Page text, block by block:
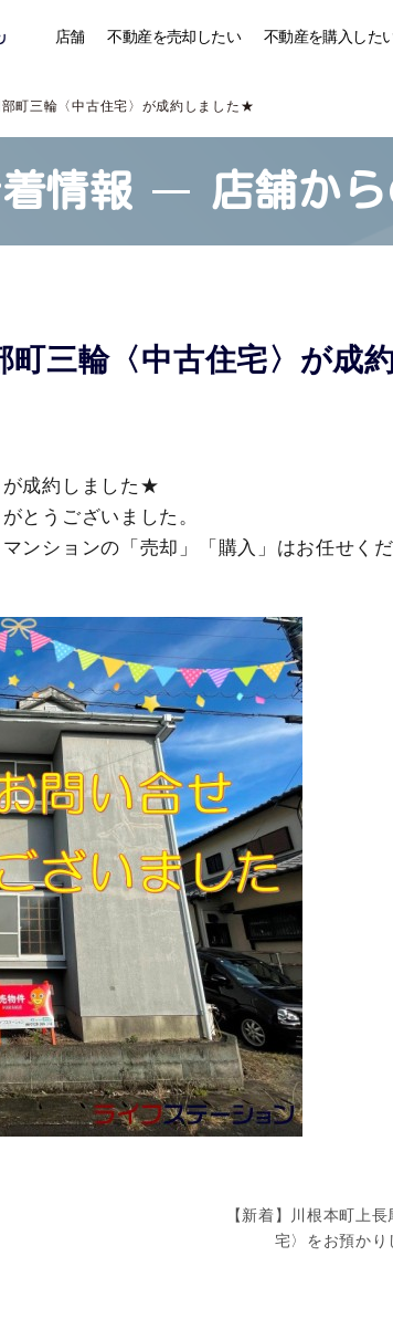
店舗 不動産を売却したい 不動産を購入した
部町三輪〈中古住宅〉が成約しました★
情報 店舗か
町三輪〈中古住宅〉が成
が成約しました★
とうございました。
ンションの「売却」「購入」はお任せく
【新着】川根本町上
宅〉をお預か